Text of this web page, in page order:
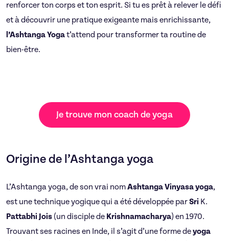
renforcer ton corps et ton esprit. Si tu es prêt à relever le défi
et à découvrir une pratique exigeante mais enrichissante,
l’Ashtanga Yogat’attend pour transformer ta routine de
bien-être.
Je trouve mon coach de yoga
Origine de l’Ashtanga yoga
L’Ashtanga yoga, de son vrai nomAshtangaVinyasayoga,
est une technique yogique qui a été développée parSri K.
PattabhiJois (un disciple de Krishnamacharya) en 1970.
Trouvant ses racines en Inde, il s’agit d’une forme deyoga